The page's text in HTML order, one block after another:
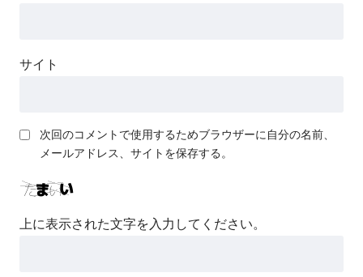
サイト
次回のコメントで使用するためブラウザーに自分の名前、
メールアドレス、サイトを保存する。
上に表示された文字を入力してください。